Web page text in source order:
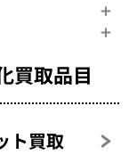
買取品目
ト買取